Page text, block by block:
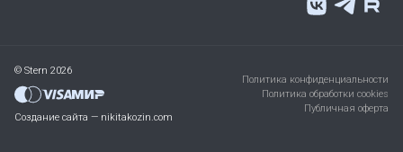
© Stern 2026
Создание сайта — nikitakozin.com
Политика конфиденциальности
Политика обработки cookies
Публичная оферта